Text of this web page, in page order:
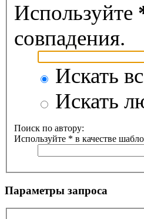
Используйте
совпадения.
Искать
Искать
Поиск по автору:
Используйте * в качестве
Параметры запроса